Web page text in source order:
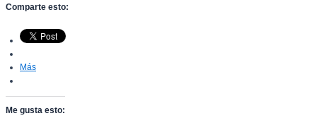
Comparte esto:
Más
Me gusta esto: